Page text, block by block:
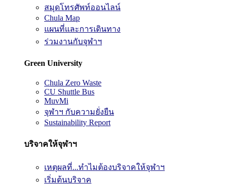
สมุดโทรศัพท์ออนไลน์
Chula Map
แผนที่และการเดินทาง
ร่วมงานกับจุฬาฯ
Green University
Chula Zero Waste
CU Shuttle Bus
MuvMi
จุฬาฯ กับความยั่งยืน
Sustainability Report
บริจาคให้จุฬาฯ
เหตุผลที่...ทำไมต้องบริจาคให้จุฬาฯ
เริ่มต้นบริจาค